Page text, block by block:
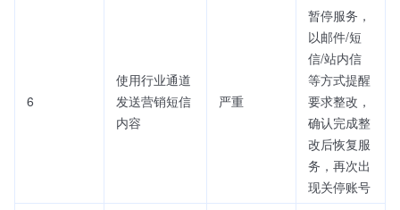
6
使用行业通道
发送营销短信
内容
严重
暂停服务，
以邮件/短
信/站内信
等方式提醒
要求整改，
确认完成整
改后恢复服
务，再次出
现关停账号